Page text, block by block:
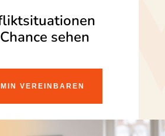
sehen
VEREINBAREN